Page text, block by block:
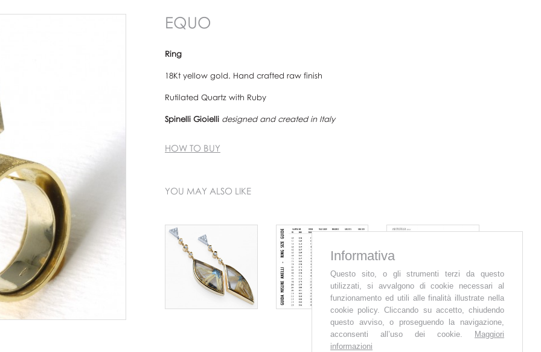
EQUO
Ring
18Kt yellow gold. Hand crafted raw finish
Rutilated Quartz with Ruby
Spinelli Gioielli designed and created in Italy
HOW TO BUY
YOU MAY ALSO LIKE
Informativa
Questo sito, o gli strumenti terzi da questo
utilizzati, si avvalgono di cookie necessari al
funzionamento ed utili alle finalità illustrate nella
cookie policy. Cliccando su accetto, chiudendo
questo avviso, o proseguendo la navigazione,
acconsenti all’uso dei cookie.
Maggiori
informazioni